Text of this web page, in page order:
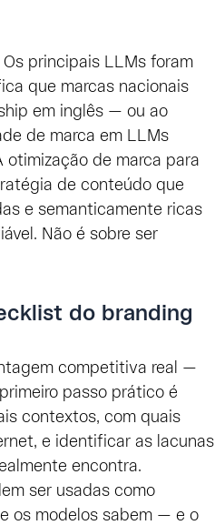
principais LLMs foram
que marcas nacionais
em inglês — ou ao
de marca em LLMs
de marca para
de conteúdo que
e semanticamente ricas
Não é sobre ser
do branding
competitiva real —
passo prático é
contextos, com quais
e identificar as lacunas
encontra.
ser usadas como
os modelos sabem — e o